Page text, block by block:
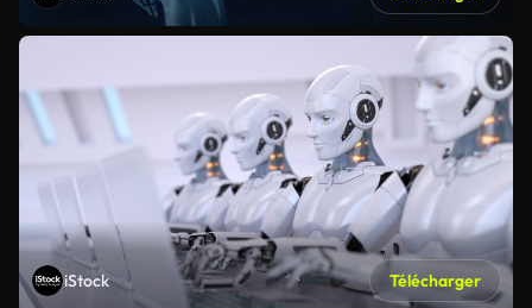
iStock Télécharger